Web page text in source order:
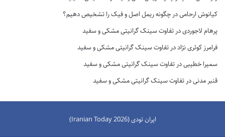
کیانوش ارحامیدر چگونه ریمل اصل و فیک را تشخیص دهیم؟
پرهام لاجوردیدر تفاوت سینک گرانیتی مشکی و سفید
فرامرز کوثری نژاددر تفاوت سینک گرانیتی مشکی و سفید
سمیرا خطیبیدر تفاوت سینک گرانیتی مشکی و سفید
قنبر مدنیدر تفاوت سینک گرانیتی مشکی و سفید
ایران تودی (Iranian Today 2026)